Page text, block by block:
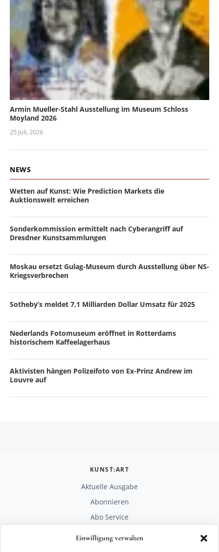
Einwilligung verwalten
Armin Mueller-Stahl Ausstellung im Museum Schloss
Moyland 2026
25 Juli, 2026
NEWS
Wetten auf Kunst: Wie Prediction Markets die
Auktionswelt erreichen
Sonderkommission ermittelt nach Cyberangriff auf
Dresdner Kunstsammlungen
Moskau ersetzt Gulag-Museum durch Ausstellung über NS-
Kriegsverbrechen
Sotheby’s meldet 7,1 Milliarden Dollar Umsatz für 2025
Nederlands Fotomuseum eröffnet in Rotterdams
historischem Kaffeelagerhaus
Aktivisten hängen Polizeifoto von Ex-Prinz Andrew im
Louvre auf
KUNST:ART
Aktuelle Ausgabe
Abonnieren
Abo Service